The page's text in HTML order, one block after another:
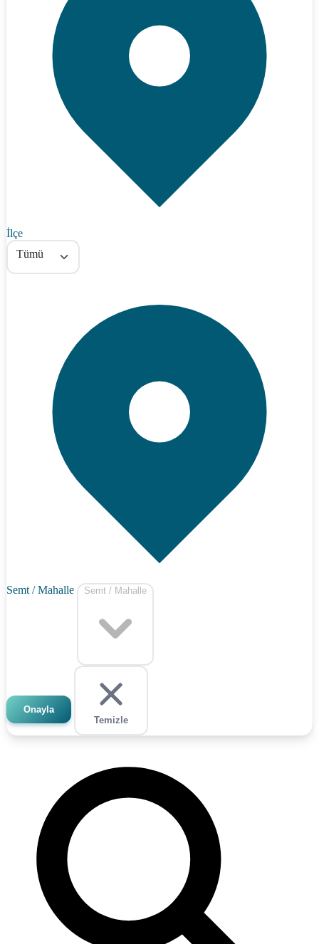
İlçe
Tümü
Semt / Mahalle Semt / Mahalle
Onayla
Temizle